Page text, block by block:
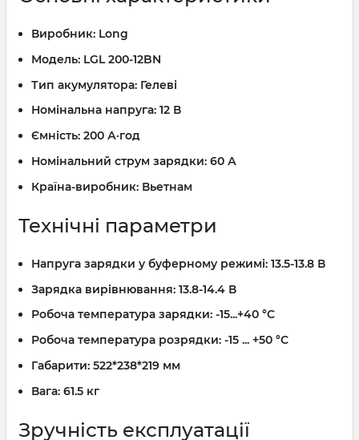
Виробник: Long
Модель: LGL 200-12BN
Тип акумулятора: Гелеві
Номінальна напруга: 12 В
Ємність: 200 А·год
Номінальний струм зарядки: 60 А
Країна-виробник: Вьетнам
Технічні параметри
Напруга зарядки у буферному режимі: 13.5-13.8 В
Зарядка вирівнювання: 13.8-14.4 В
Робоча температура зарядки: -15...+40 °C
Робоча температура розрядки: -15 ... +50 °C
Габарити: 522*238*219 мм
Вага: 61.5 кг
Зручність експлуатації